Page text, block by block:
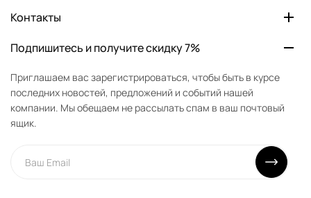
Контакты
Подпишитесь и получите скидку 7%
Приглашаем вас зарегистрироваться, чтобы быть в курсе
последних новостей, предложений и событий нашей
компании. Мы обещаем не рассылать спам в ваш почтовый
ящик.